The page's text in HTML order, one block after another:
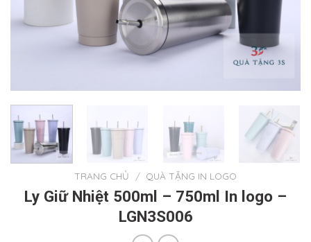
TRANG CHỦ / QUÀ TẶNG IN LOGO
Ly Giữ Nhiệt 500ml – 750ml In logo –
LGN3S006